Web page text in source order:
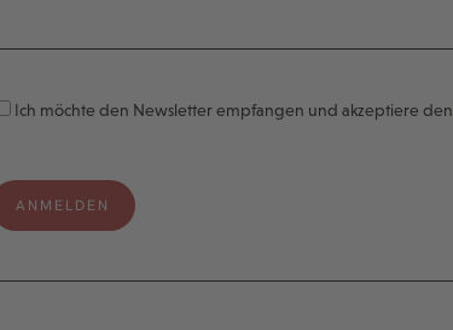
Ich möchte den Newsletter empfangen und akzeptiere den